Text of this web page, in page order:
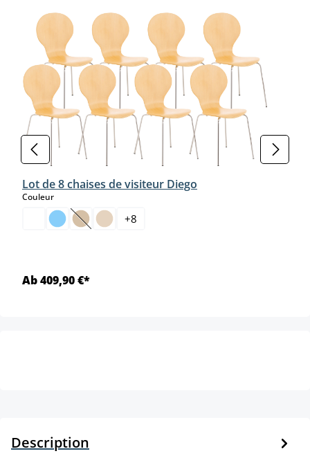
Lot de 8 chaises de visiteur Diego
Couleurselect
(Cette option n'est pas disponible pour le moment.)
+8
Ab 409,90 €*
Description